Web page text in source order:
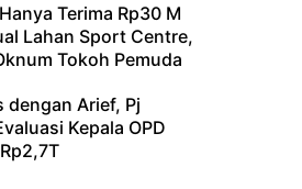
Terima Rp30 M
Lahan Sport Centre,
Tokoh Pemuda
dengan Arief, Pj
Kepala OPD